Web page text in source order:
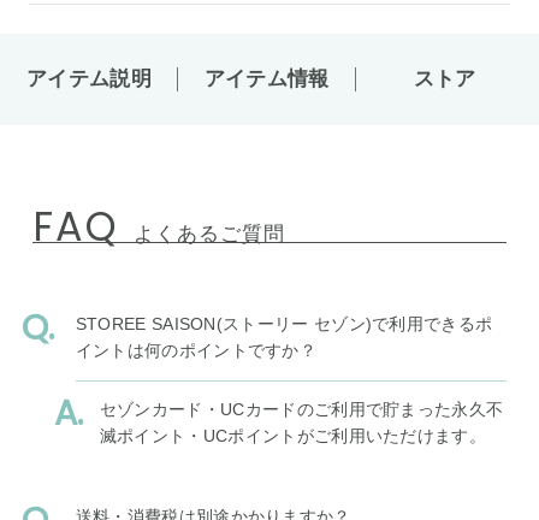
アイテム説明 アイテム情報 ストア
FAQ よくあるご質問
STOREE SAISON(ストーリー セゾン)で利用できるポ
イントは何のポイントですか？
セゾンカード・UCカードのご利用で貯まった永久不
滅ポイント・UCポイントがご利用いただけます。
送料・消費税は別途かかりますか？